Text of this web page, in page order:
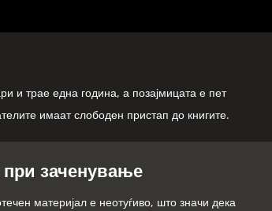
и трае една година, а позајмицата е пет
имаат слободен пристап до книгите.
заченување
материјал е неотуѓиво, што значи дека